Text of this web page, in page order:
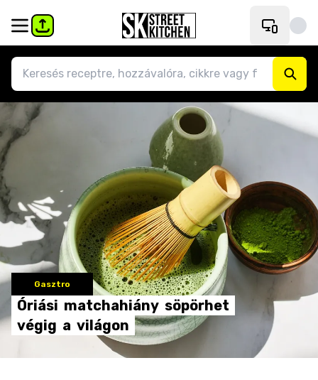
Gasztro
Óriási matchahiány söpörhet
végig a világon